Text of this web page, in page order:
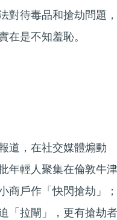
對待毒品和搶劫問題，
在是不知羞恥。
道，在社交媒體煽動
年輕人聚集在倫敦牛津
商戶作「快閃搶劫」；
「拉閘」，更有搶劫者